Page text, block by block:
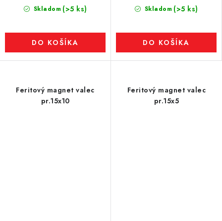
Skladom (>5 ks)
DO KOŠÍKA
Skladom (>5 ks)
DO KOŠÍKA
Feritový magnet valec
pr.15x10
Feritový magnet valec
pr.15x5